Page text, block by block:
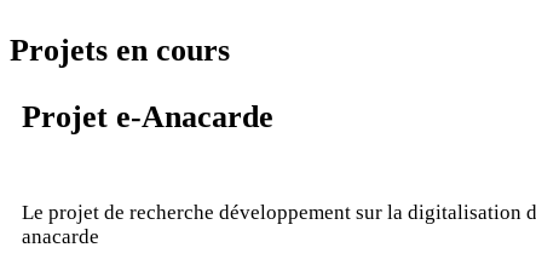
Projets en cours
Projet e-Anacarde
Le projet de recherche développement sur la digitalisation
anacarde